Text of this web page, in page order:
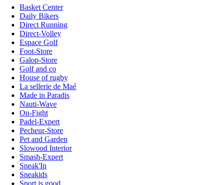
Basket Center
Daily Bikers
Direct Running
Direct-Volley
Espace Golf
Foot-Store
Galop-Store
Golf and co
House of rugby
La sellerie de Maé
Made in Paradis
Nauti-Wave
On-Fight
Padel-Expert
Pecheur-Store
Pet and Garden
Slowood Interior
Smash-Expert
Sneak'In
Sneakids